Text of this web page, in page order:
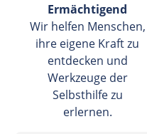
Ermächtigend
Wir helfen Menschen,
ihre eigene Kraft zu
entdecken und
Werkzeuge der
Selbsthilfe zu
erlernen.